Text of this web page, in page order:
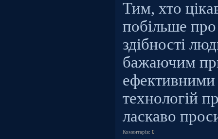
Тим, хто
побільше
здібності
бажаючим
ефективними
технологій
ласкаво
Коментарів: 0